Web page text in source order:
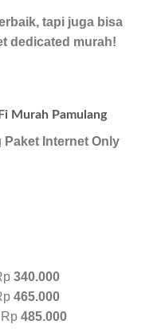
tapi juga bisa
dedicated murah!
Murah Pamulang
Paket Internet Only
340.000
465.000
485.000